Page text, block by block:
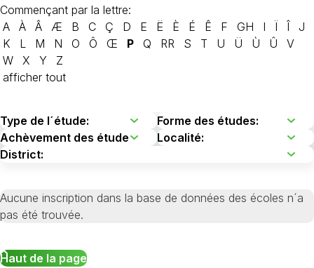
Commençant par la lettre:
A
À Â Æ B C Ç D E Ë È É Ê F GH I Ï Î
J
K
L M N O Ô Œ P Q RR S T U Ü Ù Û
V
W
X Y
Z
afficher tout
Aucune inscription dans la base de données des écoles n´a
pas été trouvée.
Haut de la page